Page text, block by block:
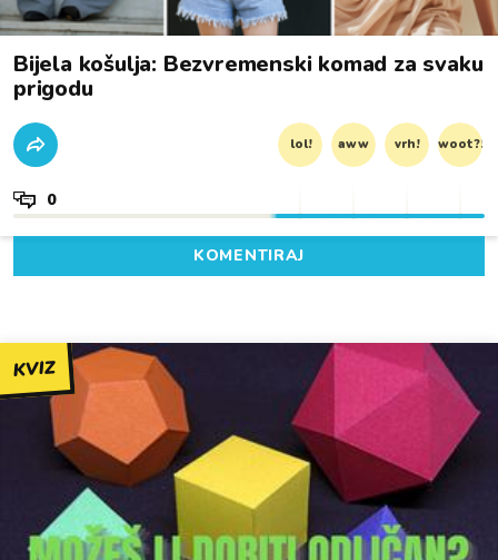
Bijela košulja: Bezvremenski komad za svaku
prigodu
lol! aww vrh! woot?!
0
KOMENTIRAJ
KVIZ